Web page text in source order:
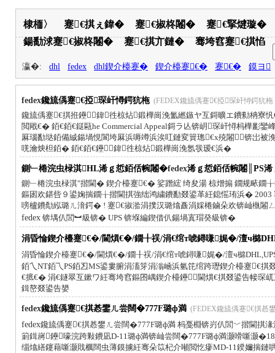
棣栭〉 蹇€掑ぇ鍏� 蹇€掓柊闂�
蹇€掔煡璇�
鍚勫浗蹇€掓柊闂�
蹇€掑亣鏈� 骞垮窞蹇€掑惂
瀛�: dhl fedex dhl鍥介檯蹇� 鍥介檯蹇€� 蹇€� 鏌ヨ
fedex鑱旈偊蹇€掗琛屽憳鍔犺柂 (FEDEX鑱旈偊蹇€掗琛屽憳鍔犺柂
鑱旈偊蹇€掑拰鑸┖鍏徃椋炶鍛樺崗浼氳繎鏃ヤ互鎶曠エ鐨勬柟寮
閲戙€� 銆€銆€鎹甌he Commercial Appeal鎶ラ亾锛岄琛屽憳杩樺彲
厤瑙勫垯銆備絾鍚堝悓閬垮厤浜嗕竴浜涘叿鏈変簤璁€х殑闂锛岀
唴瀹炴柦銆� 銆€銆€鑸┖鍏徃椋炶鍛樺崗浼氬彂瑷€浜�
鍘﹂棬浣虫椂淇HL浠ｇ悊銆佸帵闂�fedex浠ｇ悊銆佸帵闂║PS浠
鍘﹂棬浣虫椂淇″揩閫� 鍥介檯蹇€� 娑蹭綋 绮夋湯 椋熷搧 鐗规畩鐗
鏂囦欢鍖呰９鍙婅揣鐗╁揩閫掑強绌鸿繍鐨勫叕鍙革紝鎴愮珛浜�
嗙櫨鐨勪紭璐ㄦ湇鍔� ! 蹇€掓湁涓撲汉璐熻矗涓婇棬鏀朵欢锛屾槸
fedex 锛堣仈閭︼級锛� UPS 锛堢編鍥借仈鍚堝寘瑁癸級锛�
涓昏惀鍥介檯蹇€�/閫熼€�/鐗╂祦/涓€绾т唬鐞嗛娓�/澶ч檰
涓昏惀鍥介檯蹇€�/閫熼€�/鐗╂祦/涓€绾т唬鐞嗛娓�/澶ч檰
銆乀NT銆乁PS銆丒MS鍙婁腑涓滀笌涓滃崡浜氫笓绾跨瓑鍥介檯蹇€
€掋€� 涓€鐩翠互鏉ワ紝骞垮窞鏂囨嵎鍥介檯鑸┖閫熼€掑叕鍙告帹琛
鍓嶅叕鍙告嫢
fedex鑱旈偊蹇€掑惎鐢ㄦ尝闊�777F璐ф満 (FEDEX鑱旈偊蹇€掑惎
fedex鑱旈偊蹇€掑惎鐢ㄦ尝闊�777F璐ф満 杩戞棩锛岃仈閭﹀揩閫掑
箣鍓嶈鑸嚎浣跨敤鐨凪D-11璐ф満锛屾尝闊�777F璐ф満灏嗗噺灏
缁熻繕鑳藉噺灏戝櫔闊虫薄鏌擄紝骞朵笖杞介噸閲忔瘮MD-11鍨嬭揣